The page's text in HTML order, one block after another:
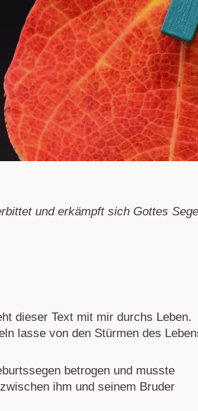
und erkämpft sich Gottes
dieser Text mit mir durchs Leben.
lasse von den Stürmen des
betrogen und musste
ihm und seinem Bruder